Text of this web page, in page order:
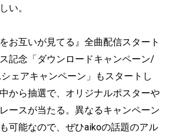
い。
お互いが見てる』全曲配信スタート
記念「ダウンロードキャンペーン/
ェアキャンペーン」もスタートし
から抽選で、オリジナルポスターや
ースが当たる。異なるキャンペーン
可能なので、ぜひaikoの話題のアル